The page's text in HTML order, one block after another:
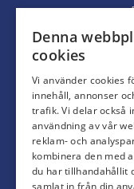
Denna
cookies
Vi använder cookies
innehåll, annonser
trafik. Vi delar också
användning av vår
reklam- och
kombinera den med
du har tillhandahållit
samlat in från din